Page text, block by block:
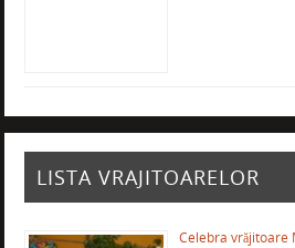
LISTA VRAJITOARELOR
Celebra vrăjitoare